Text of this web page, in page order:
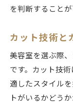
を判断することが
カット技術と
美容室を選ぶ際
です。カット技
適したスタイル
トがいるかどう